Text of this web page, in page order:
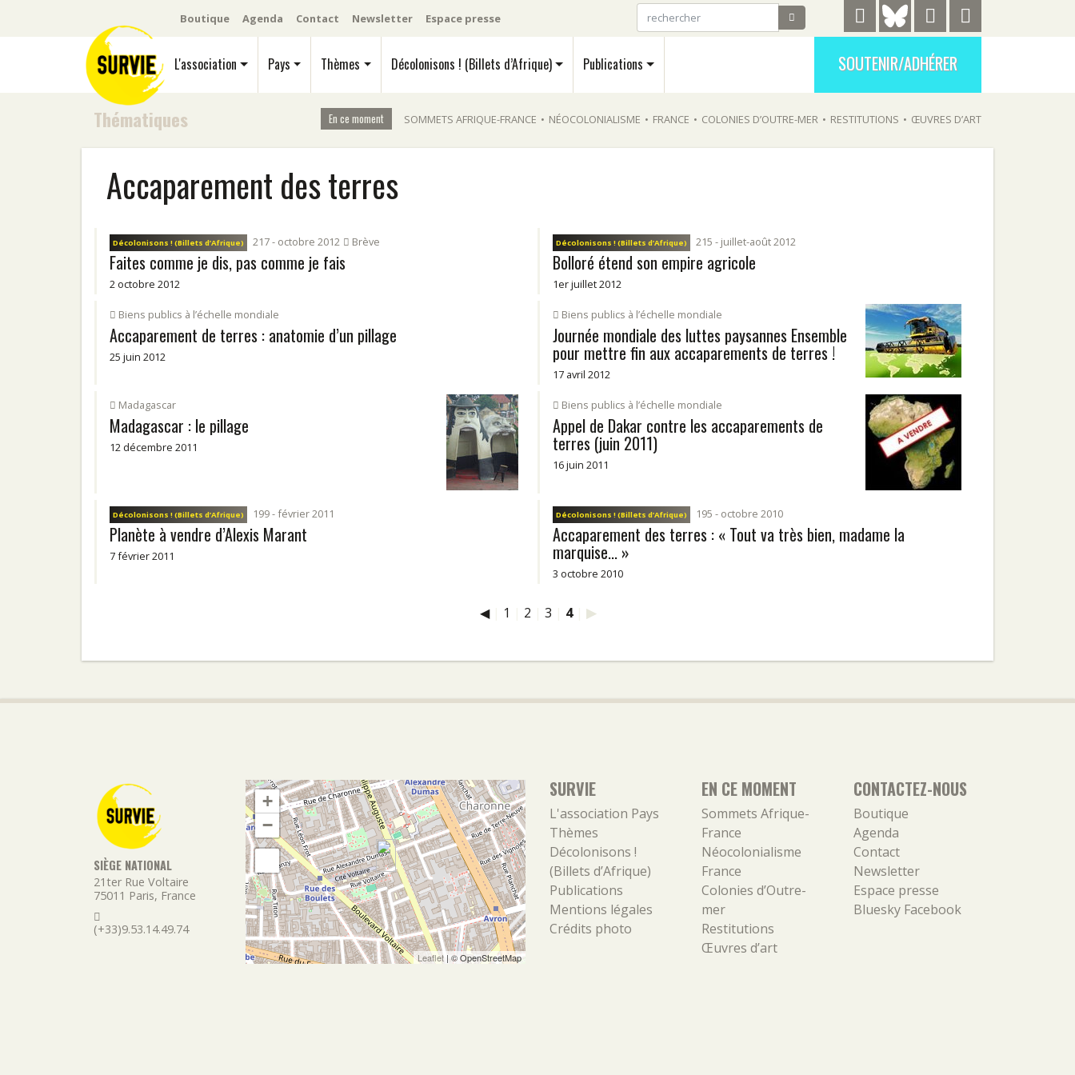
Boutique Agenda Contact Newsletter Espace presse
L'association Pays Thèmes Décolonisons ! (Billets d’Afrique) Publications SOUTENIR/ADHÉRER
Thématiques En ce moment SOMMETS AFRIQUE-FRANCE • NÉOCOLONIALISME • FRANCE • COLONIES D’OUTRE-MER • RESTITUTIONS • ŒUVRES D’ART
Accaparement des terres
Décolonisons ! (Billets d’Afrique) 217 - octobre 2012 Brève
Faites comme je dis, pas comme je fais
2 octobre 2012
Décolonisons ! (Billets d’Afrique) 215 - juillet-août 2012
Bolloré étend son empire agricole
1er juillet 2012
Biens publics à l’échelle mondiale
Accaparement de terres : anatomie d’un pillage
25 juin 2012
Biens publics à l’échelle mondiale
Journée mondiale des luttes paysannes Ensemble
pour mettre fin aux accaparements de terres !
17 avril 2012
Madagascar
Madagascar : le pillage
12 décembre 2011
Biens publics à l’échelle mondiale
Appel de Dakar contre les accaparements de
terres (juin 2011)
16 juin 2011
Décolonisons ! (Billets d’Afrique) 199 - février 2011
Planète à vendre d’Alexis Marant
7 février 2011
Décolonisons ! (Billets d’Afrique) 195 - octobre 2010
Accaparement des terres : « Tout va très bien, madame la
marquise... »
3 octobre 2010
◀| 1 2 3 4| ▶
SIÈGE NATIONAL
21ter Rue Voltaire
75011 Paris, France
(+33)9.53.14.49.74
+
−
Leaflet | ©OpenStreetMap
SURVIE
L'association Pays
Thèmes
Décolonisons !
(Billets d’Afrique)
Publications
Mentions légales
Crédits photo
EN CE MOMENT
Sommets Afrique-
France
Néocolonialisme
France
Colonies d’Outre-
mer
Restitutions
Œuvres d’art
CONTACTEZ-NOUS
Boutique
Agenda
Contact
Newsletter
Espace presse
Bluesky Facebook